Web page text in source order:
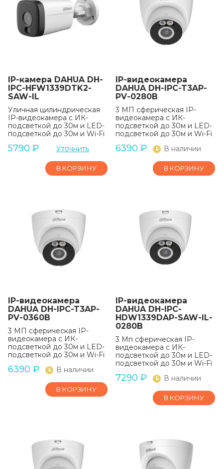
IP-камера DAHUA DH-
IPC-HFW1339DTK2-
SAW-IL
Уличная цилиндрическая
IP-видеокамера с ИК-
подсветкой до 30м и LED-
подсветкой до 30м и Wi-Fi
5790 ₽ Уточнить
В КОРЗИНУ
IP-видеокамера
DAHUA DH-IPC-T3AP-
PV-0280B
3 МП сферическая IP-
видеокамера с ИК-
подсветкой до 30м и LED-
подсветкой до 30м и Wi-Fi
6390 ₽ В наличии
В КОРЗИНУ
IP-видеокамера
DAHUA DH-IPC-T3AP-
PV-0360B
3 МП сферическая IP-
видеокамера с ИК-
подсветкой до 30м и LED-
подсветкой до 30м и Wi-Fi
6390 ₽ В наличии
В КОРЗИНУ
IP-видеокамера
DAHUA DH-IPC-
HDW1339DAP-SAW-IL-
0280B
3 Мп сферическая IP-
видеокамера с ИК-
подсветкой до 30м и LED-
подсветкой до 30м и Wi-Fi
7290 ₽ В наличии
В КОРЗИНУ